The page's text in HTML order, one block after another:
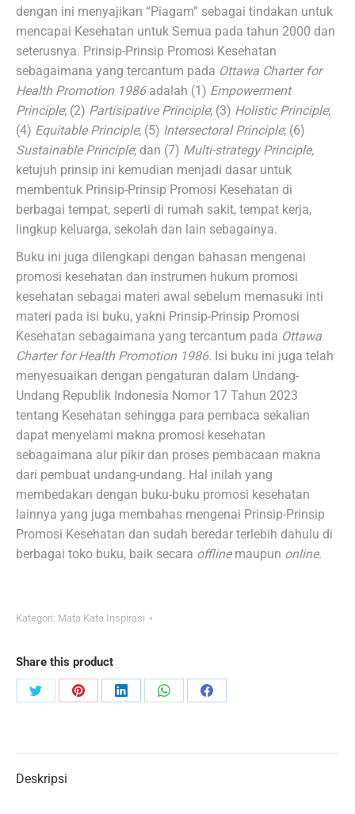
dengan ini menyajikan “Piagam” sebagai tindakan untuk
mencapai Kesehatan untuk Semua pada tahun 2000 dan
seterusnya. Prinsip-Prinsip Promosi Kesehatan
sebagaimana yang tercantum pada Ottawa Charter for
Health Promotion 1986 adalah (1) Empowerment
Principle; (2) Partisipative Principle; (3) Holistic Principle;
(4) Equitable Principle; (5) Intersectoral Principle; (6)
Sustainable Principle; dan (7) Multi-strategy Principle,
ketujuh prinsip ini kemudian menjadi dasar untuk
membentuk Prinsip-Prinsip Promosi Kesehatan di
berbagai tempat, seperti di rumah sakit, tempat kerja,
lingkup keluarga, sekolah dan lain sebagainya.
Buku ini juga dilengkapi dengan bahasan mengenai
promosi kesehatan dan instrumen hukum promosi
kesehatan sebagai materi awal sebelum memasuki inti
materi pada isi buku, yakni Prinsip-Prinsip Promosi
Kesehatan sebagaimana yang tercantum pada Ottawa
Charter for Health Promotion 1986. Isi buku ini juga telah
menyesuaikan dengan pengaturan dalam Undang-
Undang Republik Indonesia Nomor 17 Tahun 2023
tentang Kesehatan sehingga para pembaca sekalian
dapat menyelami makna promosi kesehatan
sebagaimana alur pikir dan proses pembacaan makna
dari pembuat undang-undang. Hal inilah yang
membedakan dengan buku-buku promosi kesehatan
lainnya yang juga membahas mengenai Prinsip-Prinsip
Promosi Kesehatan dan sudah beredar terlebih dahulu di
berbagai toko buku, baik secara offline maupun online.
Kategori: Mata Kata Inspirasi
Share this product
Share
Share
Share
Share
Share
Deskripsi